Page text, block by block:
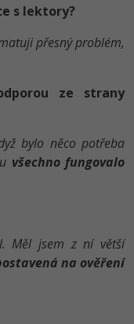
s lektory?
přesný problém,
ze strany
bylo něco potřeba
všechno fungovalo
Měl jsem z ní větší
na ověření